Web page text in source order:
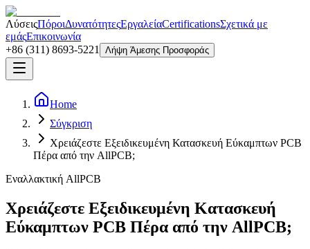
ΛύσειςΠόροιΔυνατότητεςΕργαλείαCertificationsΣχετικά με
εμάςΕπικοινωνία
+86 (311) 8693-5221
Λήψη Άμεσης Προσφοράς
Home
Σύγκριση
Χρειάζεστε Εξειδικευμένη Κατασκευή Εύκαμπτων PCB
Πέρα από την AllPCB;
Εναλλακτική AllPCB
Χρειάζεστε Εξειδικευμένη Κατασκευή
Εύκαμπτων PCB Πέρα από την AllPCB;